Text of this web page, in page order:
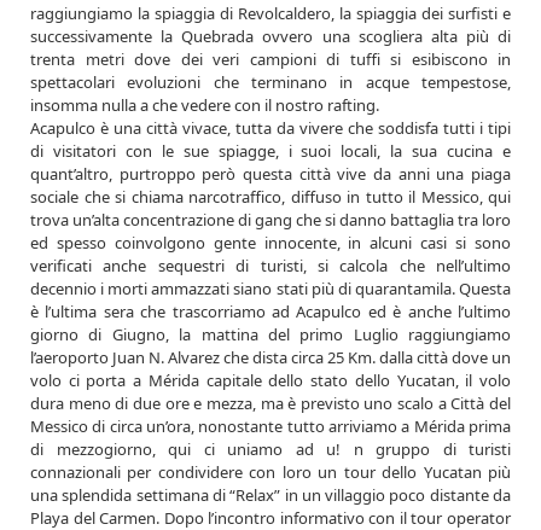
raggiungiamo la spiaggia di Revolcaldero, la spiaggia dei surfisti e
successivamente la Quebrada ovvero una scogliera alta più di
trenta metri dove dei veri campioni di tuffi si esibiscono in
spettacolari evoluzioni che terminano in acque tempestose,
insomma nulla a che vedere con il nostro rafting.
Acapulco è una città vivace, tutta da vivere che soddisfa tutti i tipi
di visitatori con le sue spiagge, i suoi locali, la sua cucina e
quant’altro, purtroppo però questa città vive da anni una piaga
sociale che si chiama narcotraffico, diffuso in tutto il Messico, qui
trova un’alta concentrazione di gang che si danno battaglia tra loro
ed spesso coinvolgono gente innocente, in alcuni casi si sono
verificati anche sequestri di turisti, si calcola che nell’ultimo
decennio i morti ammazzati siano stati più di quarantamila. Questa
è l’ultima sera che trascorriamo ad Acapulco ed è anche l’ultimo
giorno di Giugno, la mattina del primo Luglio raggiungiamo
l’aeroporto Juan N. Alvarez che dista circa 25 Km. dalla città dove un
volo ci porta a Mérida capitale dello stato dello Yucatan, il volo
dura meno di due ore e mezza, ma è previsto uno scalo a Città del
Messico di circa un’ora, nonostante tutto arriviamo a Mérida prima
di mezzogiorno, qui ci uniamo ad u! n gruppo di turisti
connazionali per condividere con loro un tour dello Yucatan più
una splendida settimana di “Relax” in un villaggio poco distante da
Playa del Carmen. Dopo l’incontro informativo con il tour operator